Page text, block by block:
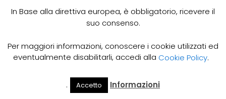
e prevenire il rischio di allagamenti, cattivi odori e
infezioni.
Come funziona lo spurgo dei pozzi neri
Lo spurgo dei pozzi neri viene effettuato mediante
specifiche, in grado di aspirare e rimuovere le
acque reflue e i sedimenti accumulati all’interno del
Cerca Il Mio
In Base alla direttiva europea, è obbligatorio, ricevere il
suo consenso.
Per maggiori informazioni, conoscere i cookie utilizzati ed
eventualmente disabilitarli, accedi alla Cookie Policy.
. Accetto Informazioni